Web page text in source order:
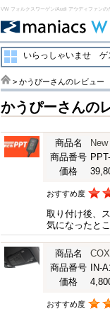
VW フォルクスワーゲン/Audi アウディファンの
いらっしゃいませ ゲ
> かうぴーさんのレビュー
かうぴーさんの
商品名
商品番号
価格
おすすめ度
取り付け後、
気になったと
商品名
商品番号
IN-
価格
おすすめ度